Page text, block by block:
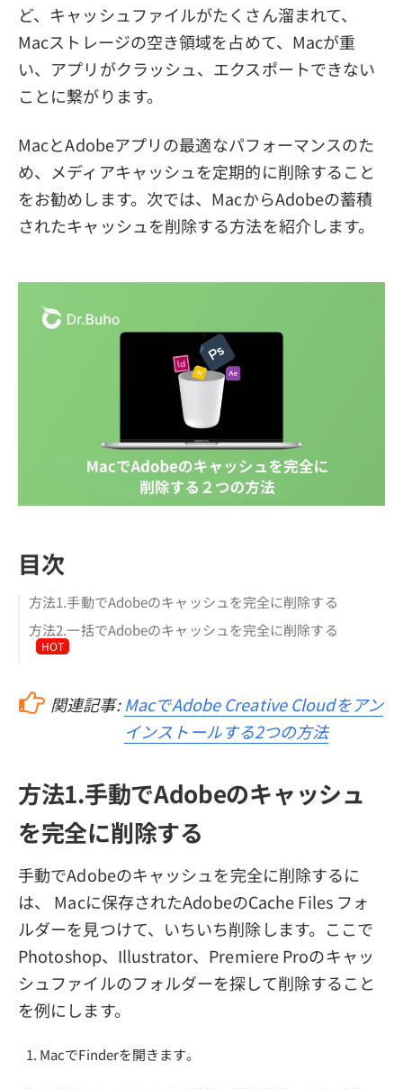
ど、キャッシュファイルがたくさん溜まれて、
Macストレージの空き領域を占めて、Macが重
い、アプリがクラッシュ、エクスポートできない
ことに繋がります。
MacとAdobeアプリの最適なパフォーマンスのた
め、メディアキャッシュを定期的に削除すること
をお勧めします。次では、MacからAdobeの蓄積
されたキャッシュを削除する方法を紹介します。
目次
方法1.手動でAdobeのキャッシュを完全に削除する
方法2.一括でAdobeのキャッシュを完全に削除する
HOT
関連記事: MacでAdobe Creative Cloudをアン
インストールする2つの方法
方法1.手動でAdobeのキャッシュ
を完全に削除する
手動でAdobeのキャッシュを完全に削除するに
は、 Macに保存されたAdobeのCache Files フォ
ルダーを見つけて、いちいち削除します。ここで
Photoshop、Illustrator、Premiere Proのキャッ
シュファイルのフォルダーを探して削除すること
を例にします。
MacでFinderを開きます。